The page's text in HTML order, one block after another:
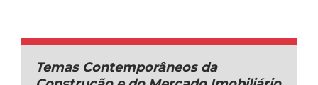
Temas Contemporâneos da